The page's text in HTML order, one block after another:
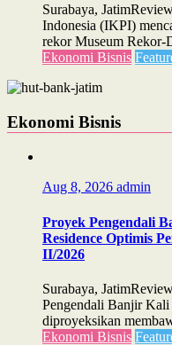
Surabaya,
Indonesia (IKPI)
rekor Museum Rekor-
Ekonomi Bisnis
Ekonomi Bisnis
Aug 8, 2026 admin
Proyek Pengendali
Residence Optimis
II/2026
Surabaya,
Pengendali Banjir
diproyeksikan
Ekonomi Bisnis